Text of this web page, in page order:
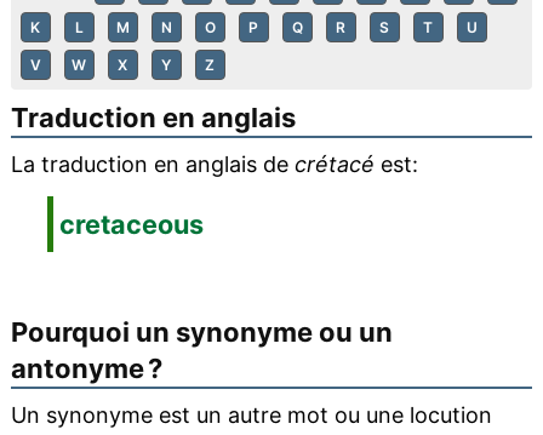
K L M N O P Q R S T U
V W X Y Z
Traduction en anglais
La traduction en anglais de crétacé est:
cretaceous
Pourquoi un synonyme ou un
antonyme ?
Un synonyme est un autre mot ou une locution